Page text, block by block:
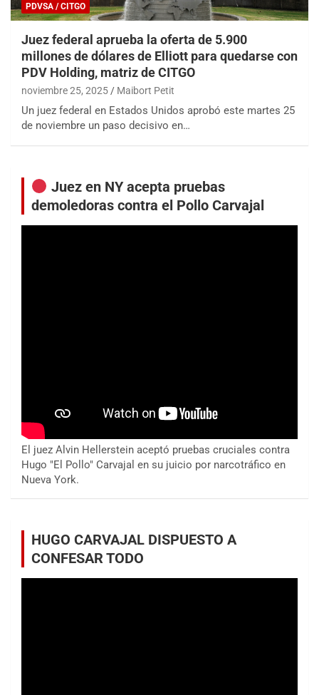
PDVSA / CITGO
Juez federal aprueba la oferta de 5.900
millones de dólares de Elliott para quedarse con
PDV Holding, matriz de CITGO
noviembre 25, 2025 Maibort Petit
Un juez federal en Estados Unidos aprobó este martes 25
de noviembre un paso decisivo en…
Juez en NY acepta pruebas
demoledoras contra el Pollo Carvajal
El juez Alvin Hellerstein aceptó pruebas cruciales contra
Hugo "El Pollo" Carvajal en su juicio por narcotráfico en
Nueva York.
HUGO CARVAJAL DISPUESTO A
CONFESAR TODO